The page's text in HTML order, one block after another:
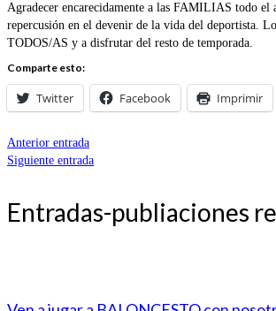
Agradecer encarecidamente a las FAMILIAS todo
repercusión en el devenir de la vida del deportista.
TODOS/AS y a disfrutar del resto de temporada.
Comparte esto:
Twitter Facebook Imprimir
Anterior entrada
Siguiente entrada
Entradas-publiaciones